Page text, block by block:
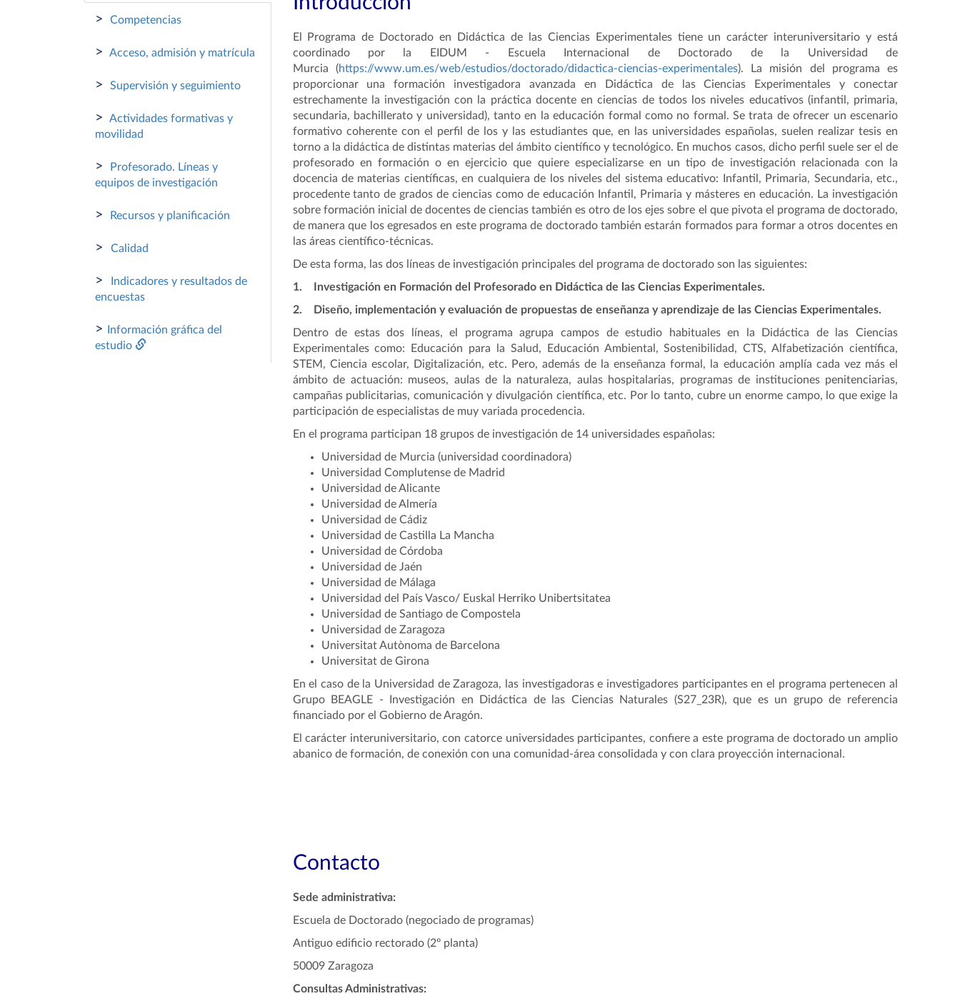
> Competencias
> Acceso, admisión y matrícula
> Supervisión y seguimiento
>
Actividades formativas y
movilidad
>
Profesorado. Líneas y
equipos de investigación
> Recursos y planificación
> Calidad
>
Indicadores y resultados de
encuestas
>
Información gráfica del
estudio
El Programa de Doctorado en Didáctica de las Ciencias Experimentales tiene un carácter interuniversitario y está
coordinado por la EIDUM - Escuela Internacional de Doctorado de la Universidad de
Murcia (https://www.um.es/web/estudios/doctorado/didactica-ciencias-experimentales). La misión del programa es
proporcionar una formación investigadora avanzada en Didáctica de las Ciencias Experimentales y conectar
estrechamente la investigación con la práctica docente en ciencias de todos los niveles educativos (infantil, primaria,
secundaria, bachillerato y universidad), tanto en la educación formal como no formal. Se trata de ofrecer un escenario
formativo coherente con el perfil de los y las estudiantes que, en las universidades españolas, suelen realizar tesis en
torno a la didáctica de distintas materias del ámbito científico y tecnológico. En muchos casos, dicho perfil suele ser el de
profesorado en formación o en ejercicio que quiere especializarse en un tipo de investigación relacionada con la
docencia de materias científicas, en cualquiera de los niveles del sistema educativo: Infantil, Primaria, Secundaria, etc.,
procedente tanto de grados de ciencias como de educación Infantil, Primaria y másteres en educación. La investigación
sobre formación inicial de docentes de ciencias también es otro de los ejes sobre el que pivota el programa de doctorado,
de manera que los egresados en este programa de doctorado también estarán formados para formar a otros docentes en
las áreas científico-técnicas.
De esta forma, las dos líneas de investigación principales del programa de doctorado son las siguientes:
1. Investigación en Formación del Profesorado en Didáctica de las Ciencias Experimentales.
2. Diseño, implementación y evaluación de propuestas de enseñanza y aprendizaje de las Ciencias Experimentales.
Dentro de estas dos líneas, el programa agrupa campos de estudio habituales en la Didáctica de las Ciencias
Experimentales como: Educación para la Salud, Educación Ambiental, Sostenibilidad, CTS, Alfabetización científica,
STEM, Ciencia escolar, Digitalización, etc. Pero, además de la enseñanza formal, la educación amplía cada vez más el
ámbito de actuación: museos, aulas de la naturaleza, aulas hospitalarias, programas de instituciones penitenciarias,
campañas publicitarias, comunicación y divulgación científica, etc. Por lo tanto, cubre un enorme campo, lo que exige la
participación de especialistas de muy variada procedencia.
En el programa participan 18 grupos de investigación de 14 universidades españolas:
Universidad de Murcia (universidad coordinadora)
Universidad Complutense de Madrid
Universidad de Alicante
Universidad de Almería
Universidad de Cádiz
Universidad de Castilla La Mancha
Universidad de Córdoba
Universidad de Jaén
Universidad de Málaga
Universidad del País Vasco/ Euskal Herriko Unibertsitatea
Universidad de Santiago de Compostela
Universidad de Zaragoza
Universitat Autònoma de Barcelona
Universitat de Girona
En el caso de la Universidad de Zaragoza, las investigadoras e investigadores participantes en el programa pertenecen al
Grupo BEAGLE - Investigación en Didáctica de las Ciencias Naturales (S27_23R), que es un grupo de referencia
financiado por el Gobierno de Aragón.
El carácter interuniversitario, con catorce universidades participantes, confiere a este programa de doctorado un amplio
abanico de formación, de conexión con una comunidad-área consolidada y con clara proyección internacional.
Contacto
Sede administrativa:
Escuela de Doctorado (negociado de programas)
Antiguo edificio rectorado (2º planta)
50009 Zaragoza
Consultas Administrativas: